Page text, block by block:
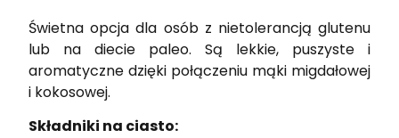
Świetna opcja dla osób z nietolerancją glutenu
lub na diecie paleo. Są lekkie, puszyste i
aromatyczne dzięki połączeniu mąki migdałowej
i kokosowej.
Składniki na ciasto: